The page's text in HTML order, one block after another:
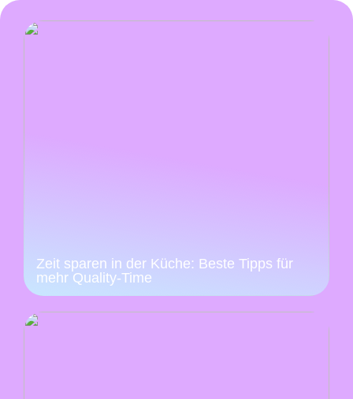
Zeit sparen in der Küche: Beste Tipps für
mehr Quality-Time